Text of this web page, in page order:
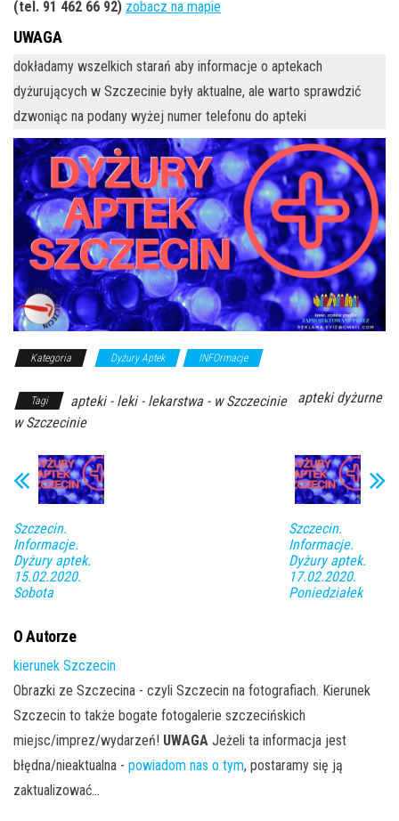
(tel. 91 462 66 92) zobacz na mapie
UWAGA
dokładamy wszelkich starań aby informacje o aptekach
dyżurujących w Szczecinie były aktualne, ale warto sprawdzić
dzwoniąc na podany wyżej numer telefonu do apteki
Kategoria Dyżury Aptek INFOrmacje
Tagi apteki - leki - lekarstwa - w Szczecinie
apteki dyżurne
w Szczecinie
Szczecin.
Informacje.
Dyżury aptek.
15.02.2020.
Sobota
Szczecin.
Informacje.
Dyżury aptek.
17.02.2020.
Poniedziałek
O Autorze
kierunek Szczecin
Obrazki ze Szczecina - czyli Szczecin na fotografiach. Kierunek
Szczecin to także bogate fotogalerie szczecińskich
miejsc/imprez/wydarzeń! UWAGA Jeżeli ta informacja jest
błędna/nieaktualna - powiadom nas o tym, postaramy się ją
zaktualizować...